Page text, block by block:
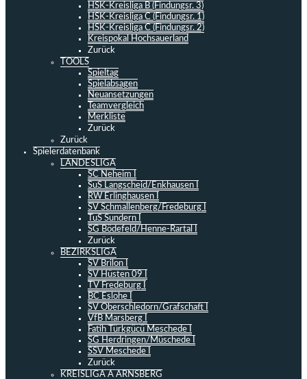
HSK-Kreisliga B (Findungsr. 3)
HSK-Kreisliga C (Findungsr. 1)
HSK-Kreisliga C (Findungsr. 2)
Kreispokal Hochsauerland
Zurück
TOOLS
Spieltag
Spielabsagen
Neuansetzungen
Teamvergleich
Merkliste
Zurück
Zurück
Spielerdatenbank
LANDESLIGA
SC Neheim I
SuS Langscheid/Enkhausen I
RW Erlinghausen I
SV Schmallenberg/Fredeburg I
TuS Sundern I
SG Bödefeld/Henne-Rartal I
Zurück
BEZIRKSLIGA
SV Brilon I
SV Hüsten 09 I
TV Fredeburg I
BC Eslohe I
SV Oberschledorn/Grafschaft I
VfB Marsberg I
Fatih Türkgücü Meschede I
SG Herdringen/Müschede I
SSV Meschede I
Zurück
KREISLIGA A ARNSBERG